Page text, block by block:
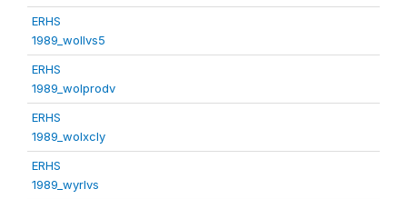
ERHS
1989_wollvs5
ERHS
1989_wolprodv
ERHS
1989_wolxcly
ERHS
1989_wyrlvs